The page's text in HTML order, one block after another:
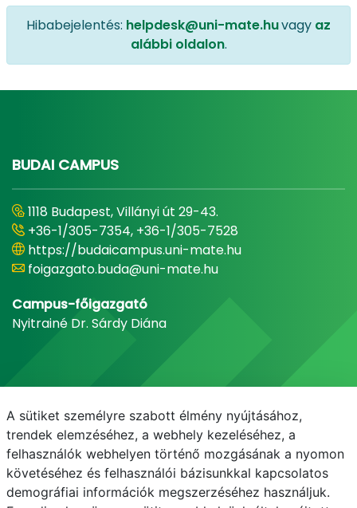
Hibabejelentés: helpdesk@uni-mate.huvagy az
alábbi oldalon.
BUDAI CAMPUS
1118 Budapest, Villányi út 29-43.
+36-1/305-7354, +36-1/305-7528
https://budaicampus.uni-mate.hu
foigazgato.buda@uni-mate.hu
Campus-főigazgató
Nyitrainé Dr. Sárdy Diána
E-mail Telefonkönyv Neptun E-learning
A sütiket személyre szabott élmény nyújtásához,
trendek elemzéséhez, a webhely kezeléséhez, a
felhasználók webhelyen történő mozgásának a nyomon
követéséhez és felhasználói bázisunkkal kapcsolatos
demográfiai információk megszerzéséhez használjuk.